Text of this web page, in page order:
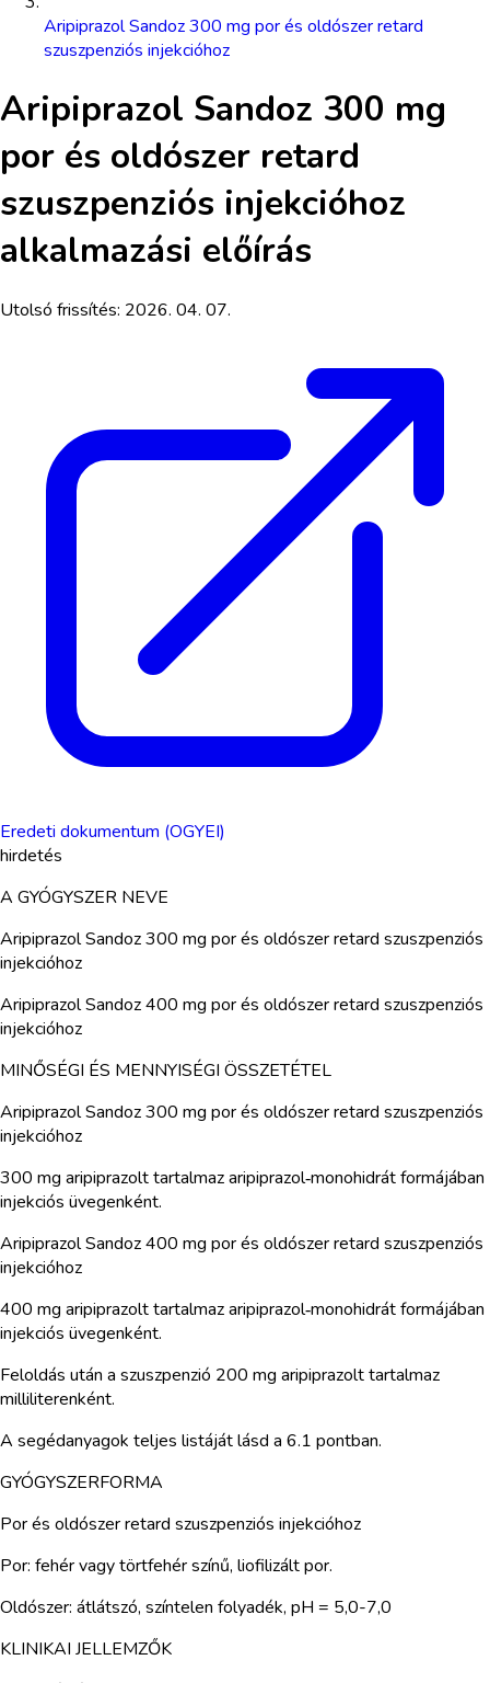
Aripiprazol Sandoz 300 mg por és oldószer retard
szuszpenziós injekcióhoz
Aripiprazol Sandoz 300 mg
por és oldószer retard
szuszpenziós injekcióhoz
alkalmazási előírás
Utolsó frissítés: 2026. 04. 07.
Eredeti dokumentum (OGYEI)
hirdetés
A GYÓGYSZER NEVE
Aripiprazol Sandoz 300 mg por és oldószer retard szuszpenziós
injekcióhoz
Aripiprazol Sandoz 400 mg por és oldószer retard szuszpenziós
injekcióhoz
MINŐSÉGI ÉS MENNYISÉGI ÖSSZETÉTEL
Aripiprazol Sandoz 300 mg por és oldószer retard szuszpenziós
injekcióhoz
300 mg aripiprazolt tartalmaz aripiprazol‑monohidrát formájában
injekciós üvegenként.
Aripiprazol Sandoz 400 mg por és oldószer retard szuszpenziós
injekcióhoz
400 mg aripiprazolt tartalmaz aripiprazol‑monohidrát formájában
injekciós üvegenként.
Feloldás után a szuszpenzió 200 mg aripiprazolt tartalmaz
milliliterenként.
A segédanyagok teljes listáját lásd a 6.1 pontban.
GYÓGYSZERFORMA
Por és oldószer retard szuszpenziós injekcióhoz
Por: fehér vagy törtfehér színű, liofilizált por.
Oldószer: átlátszó, színtelen folyadék, pH = 5,0-7,0
KLINIKAI JELLEMZŐK